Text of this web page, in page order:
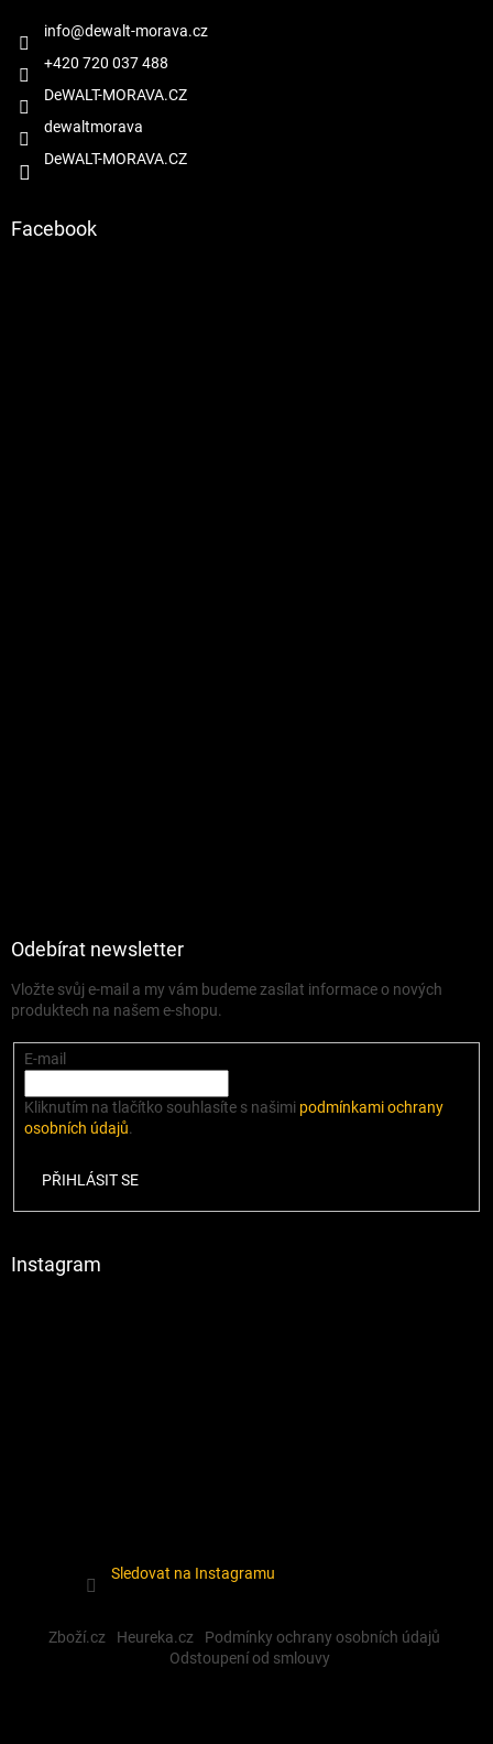
info@dewalt-morava.cz
+420 720 037 488
DeWALT-MORAVA.CZ
dewaltmorava
DeWALT-MORAVA.CZ
Facebook
Odebírat newsletter
Vložte svůj e-mail a my vám budeme zasílat informace o nových
produktech na našem e-shopu.
E-mail
Kliknutím na tlačítko souhlasíte s našimi podmínkami ochrany
osobních údajů.
PŘIHLÁSIT SE
Instagram
Sledovat na Instagramu
Zboží.cz Heureka.cz
Podmínky ochrany osobních údajů
Odstoupení od smlouvy